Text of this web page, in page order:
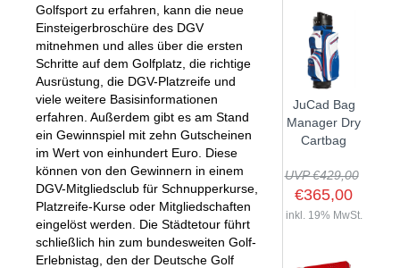
PUTTER
KINDER GOLFSCHLÄGER
KOMPLETTSETS
HEADS
SHAFTS
DEMOSCHLÄGER
KINDER GOLFSCHUHE
DAMEN
CAPS
GÜRTEL & SOCKEN
HERREN GOLFHANDSCHUHE
DAMEN GOLFHANDSCHUHE
KINDER GOLFHANDSCHUHE
ZUBEHÖR
ENTFERNUNGSMESSER
REGENSCHIRME
HANDTÜCHER
ACCESSOIRES
TRAININGSHILFEN
MONTAGE
KOMPONENTEN
GRIFFE
GUTSCHEINE
GUTSCHEINE
SALE
GOLFSCHLÄGER
BAGS
TROLLIES
BÄLLE
SCHUHE
BEKLEIDUNG
EVENTS
GOLFKURSE
EVENTS
ANFRAGE
GUTSCHEINE
Golfsport zu erfahren, kann die neue
Einsteigerbroschüre des DGV
mitnehmen und alles über die ersten
Schritte auf dem Golfplatz, die richtige
Ausrüstung, die DGV-Platzreife und
viele weitere Basisinformationen
erfahren. Außerdem gibt es am Stand
ein Gewinnspiel mit zehn Gutscheinen
im Wert von einhundert Euro. Diese
können von den Gewinnern in einem
DGV-Mitgliedsclub für Schnupperkurse,
Platzreife-Kurse oder Mitgliedschaften
eingelöst werden. Die Städtetour führt
schließlich hin zum bundesweiten Golf-
Erlebnistag, den der Deutsche Golf
JuCad Bag
Manager Dry
Cartbag
UVP €429,00
€365,00
inkl. 19% MwSt.